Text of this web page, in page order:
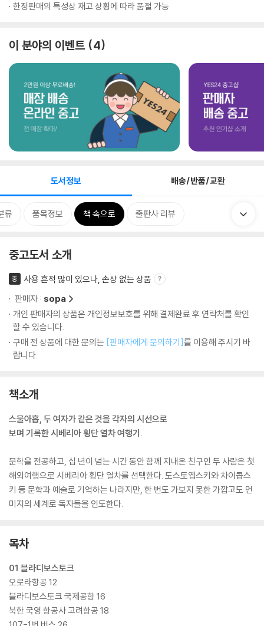
한정판매의 특성상 재고 상황에 따라 품절 가능
이 분야의 이벤트 4
도서정보 배송/반품/교환
류 품목정보 책 속으로 출판사 리뷰
중고도서 소개
중
사용 흔적 많이 있으나, 손상 없는 상품
판매자 : sopa
개인 판매자의 상품은 개인정보보호를 위해 결제완료 후 연락처를 확인
할 수 있습니다.
구매 전 상품에 대한 문의는 [판매자에게 문의하기]를 이용해 주시기 바
랍니다.
책소개
스물아홉, 두 여자가 같은 것을 각자의 시선으로
보며 기록한 시베리아 횡단 열차 여행기.
문학을 전공하고, 십 년이 넘는 시간 동안 함께 지내온 친구인 두 사람은 첫
해외여행으로 시베리아 횡단 열차를 선택한다. 도스토옙스키와 차이콥스
키 등 문학과 예술로 기억하는 나라지만, 한 번도 가보지 못한 가깝고도 먼
미지의 세계로 독자들을 인도한다.
목차
01 블라디보스토크
오로라항공 12
블라디보스토크 국제공항 16
북한 국영 항공사 고려항공 18